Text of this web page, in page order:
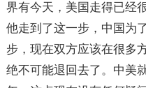
界有今天，美国走得已经
他走到了这一步，中国为
步，现在双方应该在很多
绝不可能退回去了。中美